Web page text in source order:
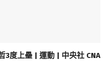
度上壘 | 運動 | 中央社 CNA